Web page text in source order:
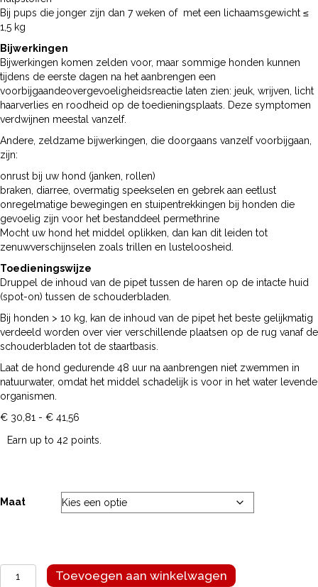
Bij pups die jonger zijn dan 7 weken of met een lichaamsgewicht ≤
1,5 kg
Bijwerkingen
Bijwerkingen komen zelden voor, maar sommige honden kunnen
tijdens de eerste dagen na het aanbrengen een
voorbijgaandeovergevoeligheidsreactie laten zien: jeuk, wrijven, licht
haarverlies en roodheid op de toedieningsplaats. Deze symptomen
verdwijnen meestal vanzelf.
Andere, zeldzame bijwerkingen, die doorgaans vanzelf voorbijgaan,
zijn:
onrust bij uw hond (janken, rollen)
braken, diarree, overmatig speekselen en gebrek aan eetlust
onregelmatige bewegingen en stuipentrekkingen bij honden die
gevoelig zijn voor het bestanddeel permethrine
Mocht uw hond het middel oplikken, dan kan dit leiden tot
zenuwverschijnselen zoals trillen en lusteloosheid.
Toedieningswijze
Druppel de inhoud van de pipet tussen de haren op de intacte huid
(spot-on) tussen de schouderbladen.
Bij honden > 10 kg, kan de inhoud van de pipet het beste gelijkmatig
verdeeld worden over vier verschillende plaatsen op de rug vanaf de
schouderbladen tot de staartbasis.
Laat de hond gedurende 48 uur na aanbrengen niet zwemmen in
natuurwater, omdat het middel schadelijk is voor in het water levende
organismen.
€ 30,81 - € 41,56
tot
Earn up to 42 points.
Maat
Toevoegen aan winkelwagen